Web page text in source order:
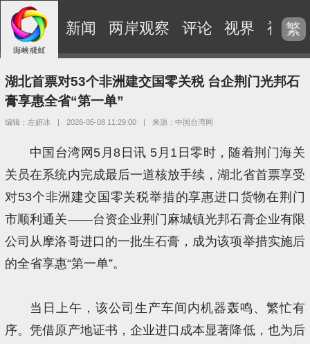
新闻 两岸观察 评论 视界 视频
繁
湖北首票对53个非洲建交国零关税 台企荆门光邦石
膏享惠全省“第一单”
编辑：左妍冰 | 2026-05-08 11:29:00 | 来源：中国台湾网
中国台湾网5月8日讯 5月1日零时，随着荆门海关
关员在系统内完成最后一道核放手续，湖北省首票享受
对53个非洲建交国零关税举措的享惠进口货物在荆门
市顺利通关——台资企业荆门麻城镇光邦石膏企业有限
公司从摩洛哥进口的一批生石膏，成为该项举措实施后
的全省享惠“第一单”。
当日上午，该公司生产车间内机器轰鸣、繁忙有
序。凭借原产地证书，企业进口成本显著降低，也为后